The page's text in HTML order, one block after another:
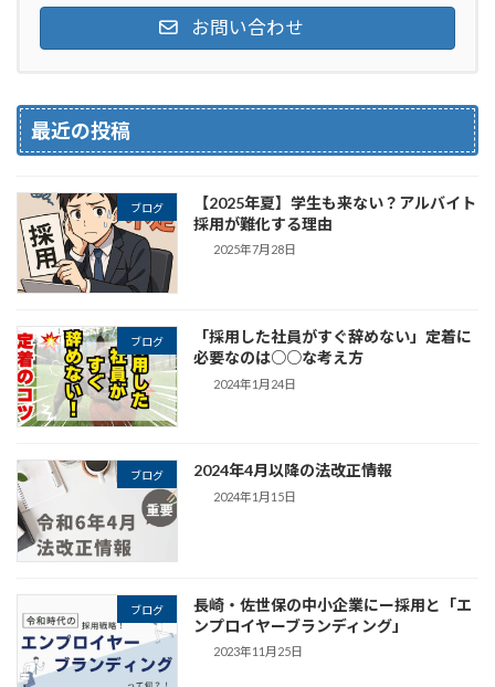
お問い合わせ
最近の投稿
ブログ
【2025年夏】学生も来ない？アルバイト
採用が難化する理由
2025年7月28日
ブログ
「採用した社員がすぐ辞めない」定着に
必要なのは○○な考え方
2024年1月24日
ブログ 2024年4月以降の法改正情報
2024年1月15日
ブログ
長崎・佐世保の中小企業にー採用と「エ
ンプロイヤーブランディング」
2023年11月25日